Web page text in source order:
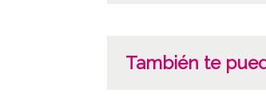
También te